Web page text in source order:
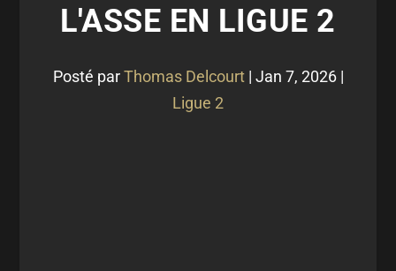
L'ASSE EN LIGUE 2
Posté parThomas Delcourt| Jan 7, 2026|
Ligue 2